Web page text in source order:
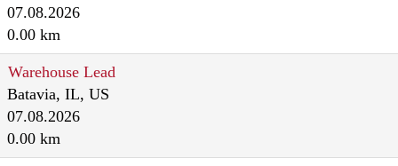
07.08.2026
0.00 km
Warehouse Lead
Batavia, IL, US
07.08.2026
0.00 km